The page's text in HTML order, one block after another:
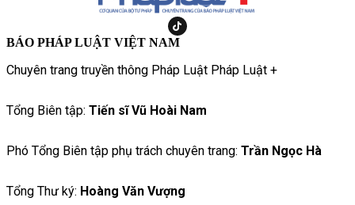
BÁO PHÁP LUẬT VIỆT NAM
Chuyên trang truyền thông Pháp Luật Pháp Luật +
Tổng Biên tập: Tiến sĩ Vũ Hoài Nam
Phó Tổng Biên tập phụ trách chuyên trang: Trần Ngọc Hà
Tổng Thư ký: Hoàng Văn Vượng